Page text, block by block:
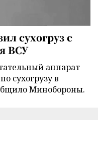
сухогруз с
ВСУ
аппарат
сухогрузу в
Минобороны.